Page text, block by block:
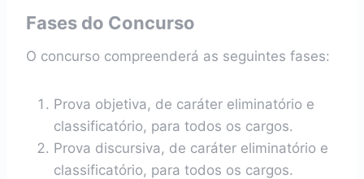
Fases do Concurso
O concurso compreenderá as seguintes fases:
Prova objetiva, de caráter eliminatório e
classificatório, para todos os cargos.
Prova discursiva, de caráter eliminatório e
classificatório, para todos os cargos.